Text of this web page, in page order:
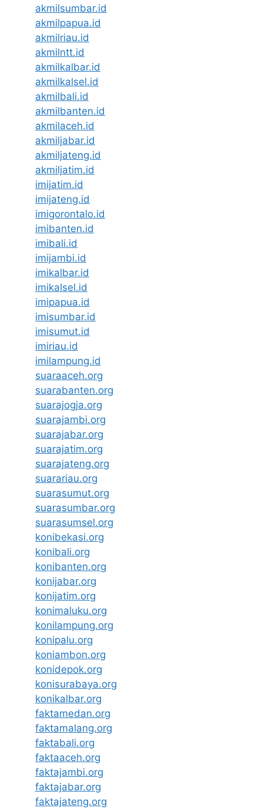
akmilsumbar.id
akmilpapua.id
akmilriau.id
akmilntt.id
akmilkalbar.id
akmilkalsel.id
akmilbali.id
akmilbanten.id
akmilaceh.id
akmiljabar.id
akmiljateng.id
akmiljatim.id
imijatim.id
imijateng.id
imigorontalo.id
imibanten.id
imibali.id
imijambi.id
imikalbar.id
imikalsel.id
imipapua.id
imisumbar.id
imisumut.id
imiriau.id
imilampung.id
suaraaceh.org
suarabanten.org
suarajogja.org
suarajambi.org
suarajabar.org
suarajatim.org
suarajateng.org
suarariau.org
suarasumut.org
suarasumbar.org
suarasumsel.org
konibekasi.org
konibali.org
konibanten.org
konijabar.org
konijatim.org
konimaluku.org
konilampung.org
konipalu.org
koniambon.org
konidepok.org
konisurabaya.org
konikalbar.org
faktamedan.org
faktamalang.org
faktabali.org
faktaaceh.org
faktajambi.org
faktajabar.org
faktajateng.org